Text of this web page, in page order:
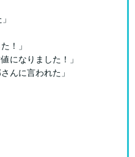
！」
になりました！」
んに言われた」